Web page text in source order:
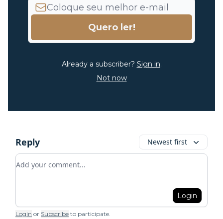
Already a subscriber? Sign in.
Not now
Reply Newest first
Add your comment
Login
Login or Subscribe to participate